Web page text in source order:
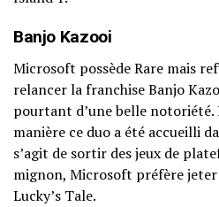
Banjo Kazooi
Microsoft possède Rare mais
relancer la franchise Banjo
pourtant d’une belle notoriété.
manière ce duo a été accueilli
s’agit de sortir des jeux de
mignon, Microsoft préfère
Lucky’s Tale.